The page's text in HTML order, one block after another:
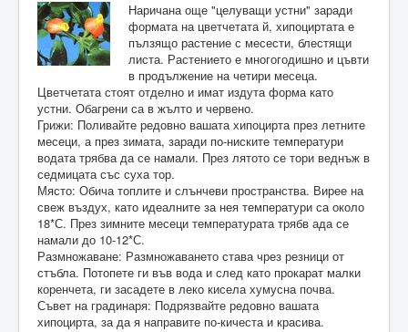
Наричана още "целуващи устни" заради
формата на цветчетата й, хипоциртата е
пълзящо растение с месести, блестящи
листа. Растението е многогодишно и цъвти
в продължение на четири месеца.
Цветчетата стоят отделно и имат издута форма като
устни. Обагрени са в жълто и червено.
Грижи: Поливайте редовно вашата хипоцирта през летните
месеци, а през зимата, заради по-ниските температури
водата трябва да се намали. През лятото се тори веднъж в
седмицата със суха тор.
Място: Обича топлите и слънчеви пространства. Вирее на
свеж въздух, като идеалните за нея температури са около
18*С. През зимните месеци температурата трябв ада се
намали до 10-12*С.
Размножаване: Размножаването става чрез резници от
стъбла. Потопете ги във вода и след като прокарат малки
коренчета, ги засадете в леко кисела хумусна почва.
Съвет на градинаря: Подрязвайте редовно вашата
хипоцирта, за да я направите по-кичеста и красива.